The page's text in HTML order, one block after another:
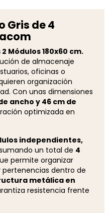
Gris de 4
Módulos 180x60 cm.
de almacenaje
oficinas o
organización
Con unas dimensiones
ancho y 46 cm de
optimizada en
independientes,
un total de 4
permite organizar
pertenencias dentro de
metálica en
resistencia frente